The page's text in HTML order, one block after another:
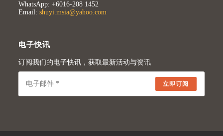
WhatsApp: +6016-208 1452
Email:shuyi.msia@yahoo.com
电子快讯
订阅我们的电子快讯，获取最新活动与资讯
立即订阅